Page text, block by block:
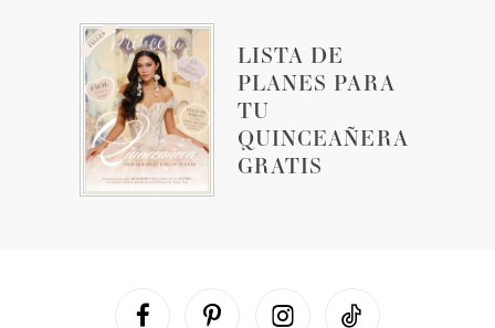
LISTA DE
PLANES PARA
TU
QUINCEAÑERA
GRATIS